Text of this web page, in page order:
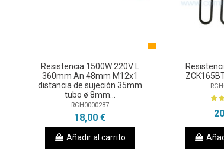
Resistencia 1500W 220V L
360mm An 48mm M12x1
distancia de sujeción 35mm
tubo ø 8mm...
RCH0000287
18,00 €
Añadir al carrito